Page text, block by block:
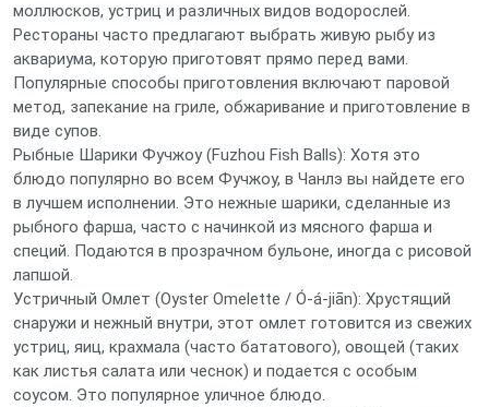
моллюсков, устриц и различных видов водорослей.
Рестораны часто предлагают выбрать живую рыбу из
аквариума, которую приготовят прямо перед вами.
Популярные способы приготовления включают паровой
метод, запекание на гриле, обжаривание и приготовление в
виде супов.
Рыбные Шарики Фучжоу (Fuzhou Fish Balls): Хотя это
блюдо популярно во всем Фучжоу, в Чанлэ вы найдете его
в лучшем исполнении. Это нежные шарики, сделанные из
рыбного фарша, часто с начинкой из мясного фарша и
специй. Подаются в прозрачном бульоне, иногда с рисовой
лапшой.
Устричный Омлет (Oyster Omelette / Ó-á-jiān): Хрустящий
снаружи и нежный внутри, этот омлет готовится из свежих
устриц, яиц, крахмала (часто бататового), овощей (таких
как листья салата или чеснок) и подается с особым
соусом. Это популярное уличное блюдо.